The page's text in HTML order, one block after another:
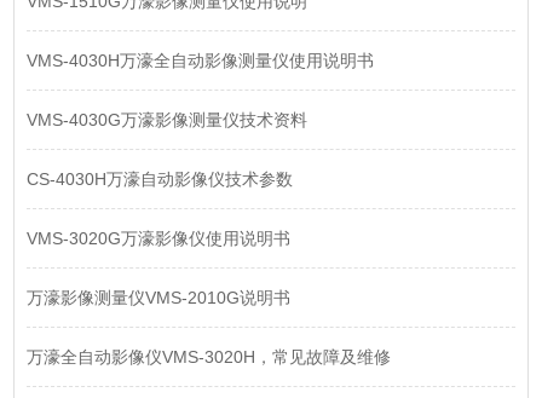
VMS-4030H万濠全自动影像测量仪使用说明书
VMS-4030G万濠影像测量仪技术资料
CS-4030H万濠自动影像仪技术参数
VMS-3020G万濠影像仪使用说明书
万濠影像测量仪VMS-2010G说明书
万濠全自动影像仪VMS-3020H，常见故障及维修